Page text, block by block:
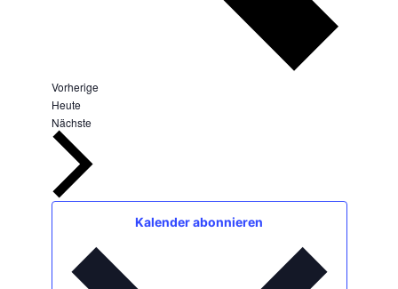
VorherigeVeranstaltungen
Heute
Nächste
Kalender abonnieren